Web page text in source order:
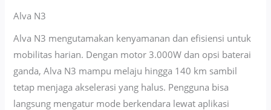
Alva N3
Alva N3 mengutamakan kenyamanan dan efisiensi untuk
mobilitas harian. Dengan motor 3.000W dan opsi baterai
ganda, Alva N3 mampu melaju hingga 140 km sambil
tetap menjaga akselerasi yang halus. Pengguna bisa
langsung mengatur mode berkendara lewat aplikasi